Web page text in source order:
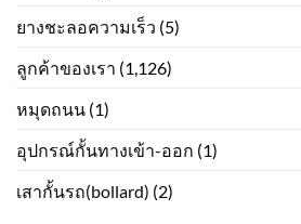
ยางชะลอความเร็ว (5)
ลูกค้าของเรา (1,126)
หมุดถนน (1)
อุปกรณ์กั้นทางเข้า-ออก (1)
เสากั้นรถ(bollard) (2)